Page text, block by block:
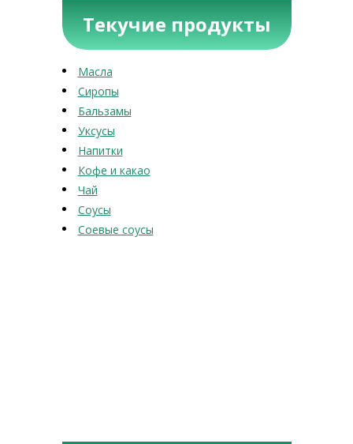
Текучие продукты
Масла
Сиропы
Бальзамы
Уксусы
Напитки
Кофе и какао
Чай
Соусы
Соевые соусы